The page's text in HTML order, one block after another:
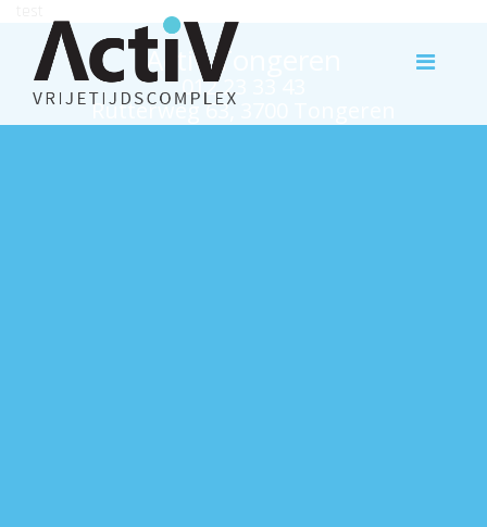
Activ Tongeren
012 23 33 43
Rutterweg 63, 3700 Tongeren